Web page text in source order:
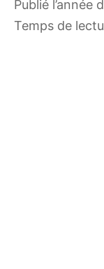
publié l’année
Temps de